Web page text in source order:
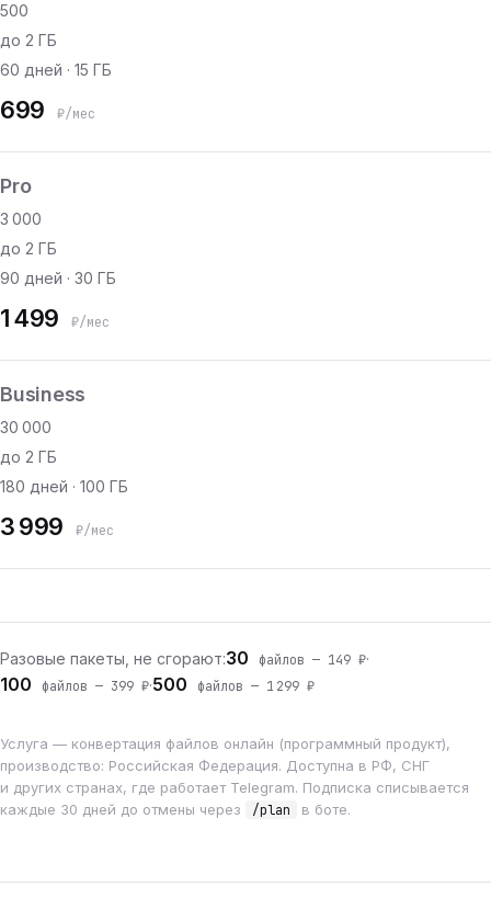
500
до 2 ГБ
60 дней · 15 ГБ
699 ₽/мес
Pro
3 000
до 2 ГБ
90 дней · 30 ГБ
1 499 ₽/мес
Business
30 000
до 2 ГБ
180 дней · 100 ГБ
3 999 ₽/мес
Разовые пакеты, не сгорают:30 файлов — 149 ₽·
100 файлов — 399 ₽·500 файлов — 1 299 ₽
Услуга — конвертация файлов онлайн (программный продукт),
производство: Российская Федерация. Доступна в РФ, СНГ
и других странах, где работает Telegram. Подписка списывается
каждые 30 дней до отмены через
/plan в боте.